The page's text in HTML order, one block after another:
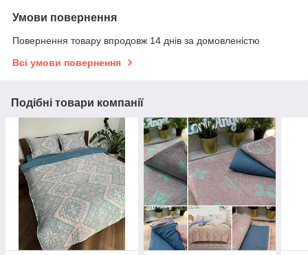
Умови повернення
Повернення товару впродовж 14 днів за домовленістю
Всі умови повернення
Подібні товари компанії